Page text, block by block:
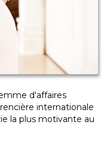
d'affaires
internationale
la plus motivante au